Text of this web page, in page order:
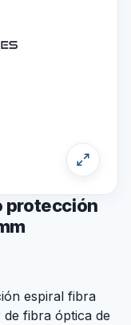
protección
espiral fibra
fibra óptica de